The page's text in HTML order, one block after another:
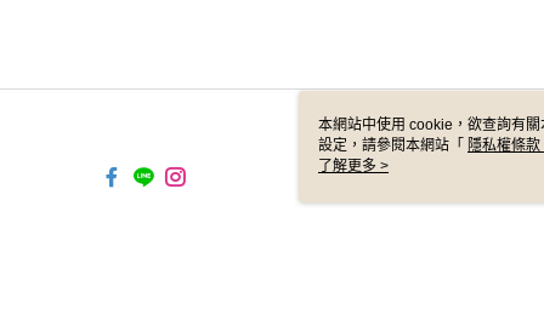
本網站中使用 cookie，欲查詢有
設定，請參閱本網站「 隱私權條款
使用 cookie。
了解更多 >